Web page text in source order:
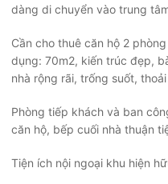
dàng di chuyển vào trung
Cần cho thuê căn hộ 2
dụng: 70m2, kiến trúc đẹp,
nhà rộng rãi, trống suốt,
Phòng tiếp khách và ban
căn hộ, bếp cuối nhà thuận
Tiện ích nội ngoại khu hiện